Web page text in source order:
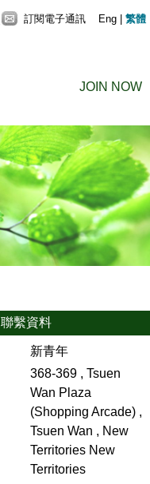
JOIN NOW
訂閱電子通訊 Eng 繁體
聯繫資料
新青年
368-369 , Tsuen
Wan Plaza
(Shopping Arcade) ,
Tsuen Wan , New
Territories New
Territories